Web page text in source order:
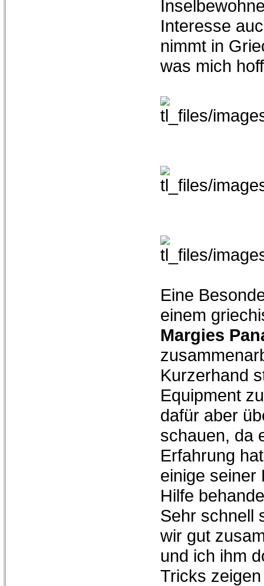
Interesse
nimmt in
was mich
Eine
einem
Margies
Kurzerhand
Equipment
dafür aber
schauen, da
Erfahrung
einige seiner
Hilfe
Sehr schnell
wir gut
und ich ihm
Tricks